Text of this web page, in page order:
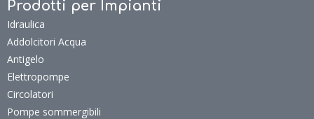
Prodotti per Impianti
Idraulica
Addolcitori Acqua
Antigelo
Elettropompe
Circolatori
Pompe sommergibili